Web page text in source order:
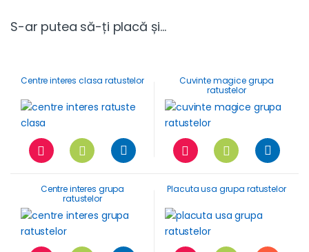
S-ar putea să-ți placă și…
Centre interes clasa ratustelor
Cuvinte magice grupa
ratustelor
Centre interes grupa
ratustelor
Placuta usa grupa ratustelor